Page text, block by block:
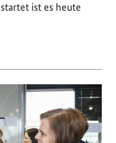
ist es heute